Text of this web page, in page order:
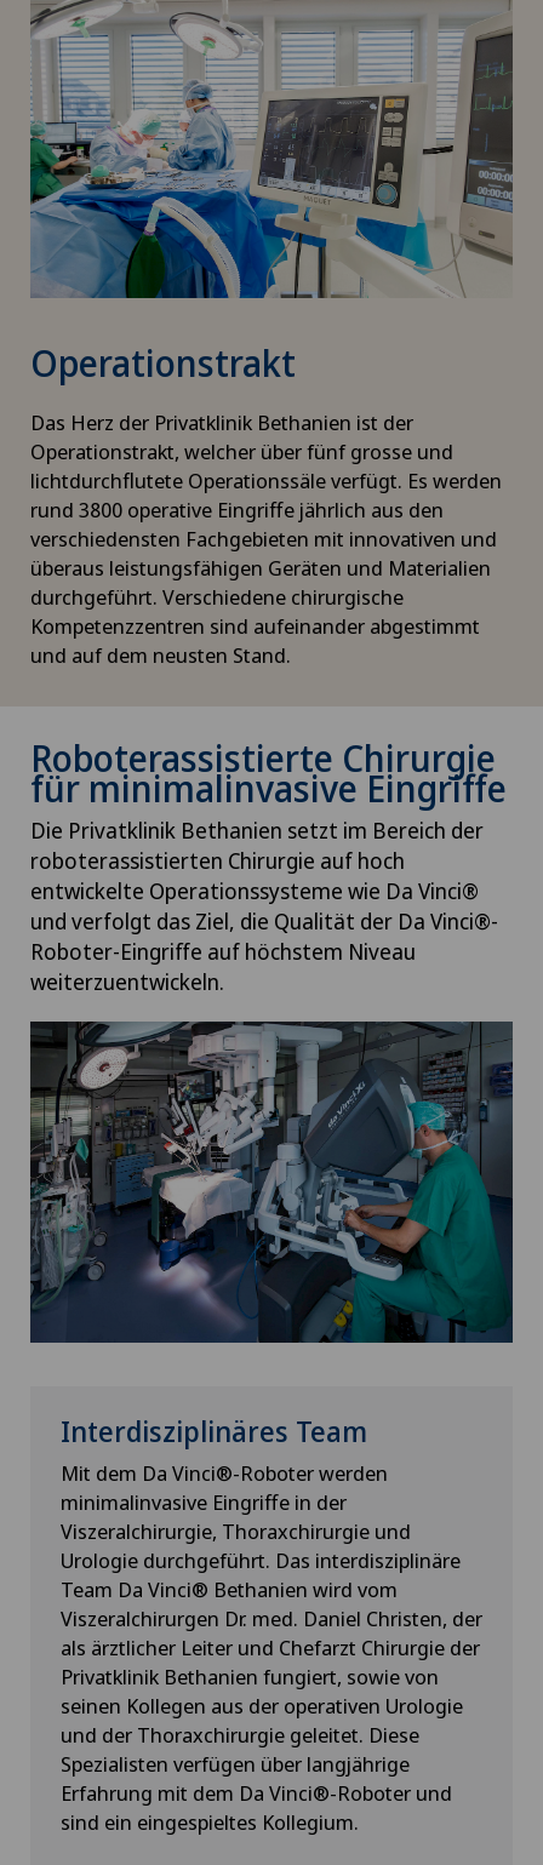
auch die Notfallaufnahme, wo rund um die Uhr
Patientinnen und Patienten aufgenommen
werden, sofern sie telefonisch angemeldet
werden. Wir können keine Kinder behandeln,
da wir über keine Pädiatrieabteilung verfügen.
Operationstrakt
Das Herz der Privatklinik Bethanien ist der
Operationstrakt, welcher über fünf grosse und
lichtdurchflutete Operationssäle verfügt. Es werden
rund 3800 operative Eingriffe jährlich aus den
verschiedensten Fachgebieten mit innovativen und
überaus leistungsfähigen Geräten und Materialien
durchgeführt. Verschiedene chirurgische
Kompetenzzentren sind aufeinander abgestimmt
und auf dem neusten Stand.
Roboterassistierte Chirurgie
für minimalinvasive Eingriffe
Die Privatklinik Bethanien setzt im Bereich der
roboterassistierten Chirurgie auf hoch
entwickelte Operationssysteme wie Da Vinci®
und verfolgt das Ziel, die Qualität der Da Vinci®-
Roboter-Eingriffe auf höchstem Niveau
weiterzuentwickeln.
Interdisziplinäres Team
Mit dem Da Vinci®-Roboter werden
minimalinvasive Eingriffe in der
Viszeralchirurgie, Thoraxchirurgie und
Urologie durchgeführt. Das interdisziplinäre
Team Da Vinci® Bethanien wird vom
Viszeralchirurgen Dr. med. Daniel Christen, der
als ärztlicher Leiter und Chefarzt Chirurgie der
Privatklinik Bethanien fungiert, sowie von
seinen Kollegen aus der operativen Urologie
und der Thoraxchirurgie geleitet. Diese
Spezialisten verfügen über langjährige
Erfahrung mit dem Da Vinci®-Roboter und
sind ein eingespieltes Kollegium.